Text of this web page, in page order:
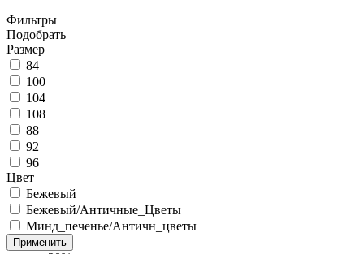
Фильтры
Подобрать
Размер
84
100
104
108
88
92
96
Цвет
Бежевый
Бежевый/Античные_Цветы
Минд_печенье/Античн_цветы
Применить